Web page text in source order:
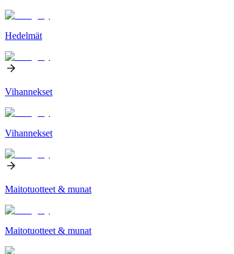
Hedelmät
Vihannekset
Vihannekset
Maitotuotteet & munat
Maitotuotteet & munat